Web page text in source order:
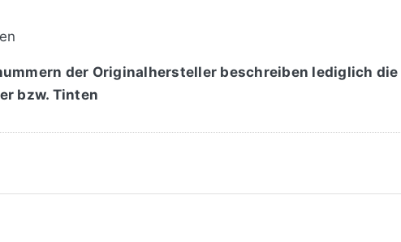
der Originalhersteller beschreiben lediglich
bzw. Tinten